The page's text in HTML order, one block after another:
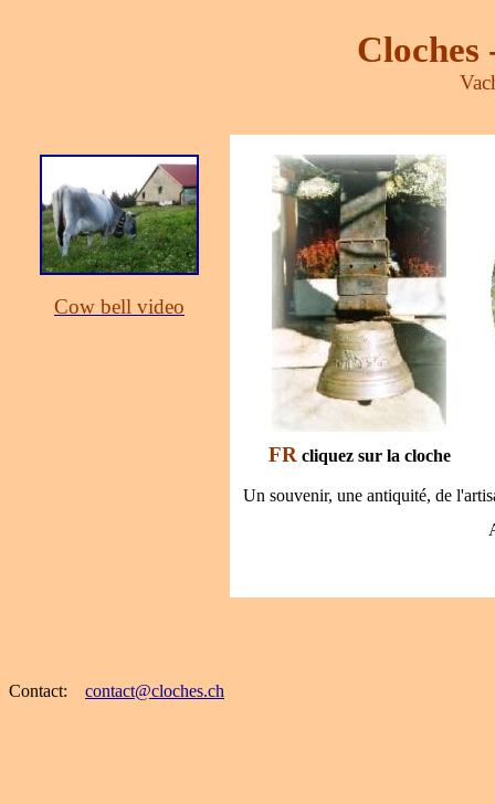
Cloches
Cow bell video
FR cliquez sur la cloche
Un souvenir, une antiquité, de
Contact: contact@cloches.ch